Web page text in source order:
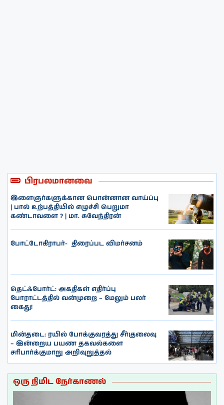
பிரபலமானவை
இளைஞர்களுக்கான பொன்னான வாய்ப்பு
| பால் உற்பத்தியில் எழுச்சி பெறுமா
கண்டாவளை ? | மா. சுவேந்திரன்
போட்டோகிராபர்- ‌ திரைப்பட விமர்சனம்
தெட்ஃபோர்ட்: அகதிகள் எதிர்ப்பு
போராட்டத்தில் வன்முறை – மேலும் பலர்
கைது!
மின்தடை: ரயில் போக்குவரத்து சீர்குலைவு
– இன்றைய பயண தகவல்களை
சரிபார்க்குமாறு அறிவுறுத்தல்
ஒரு நிமிட நேர்காணல்